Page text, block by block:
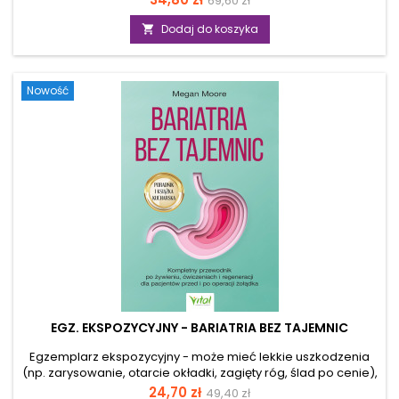
świeżych, wolnych od pestycydów warzywach, ale przeraża
cię wizja skomplikowanej uprawy? A może uważasz, że nie
masz „ręki do roślin”, bo twoje dotychczasowe próby
kończyły się uschniętą bazylią na parapecie? Alchemia
Autorka udowadnia, że własne źródło...
podstawowa
 Dodaj do koszyka
Nowość
EGZ. EKSPOZYCYJNY - BARIATRIA BEZ TAJEMNIC
Egzemplarz ekspozycyjny - może mieć lekkie uszkodzenia
(np. zarysowanie, otarcie okładki, zagięty róg, ślad po cenie),
ale merytorycznie jest pełnowartościowy. Zabieg
Cena
24,70 zł Cena
49,40 zł